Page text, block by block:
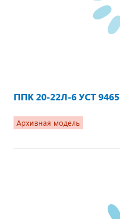
ППК 20-22Л-6 УСТ 9465
Архивная модель